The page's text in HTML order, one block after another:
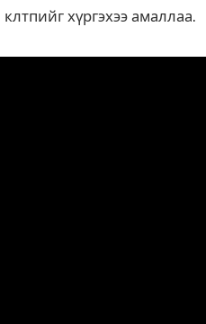
хүргэхээ амаллаа.